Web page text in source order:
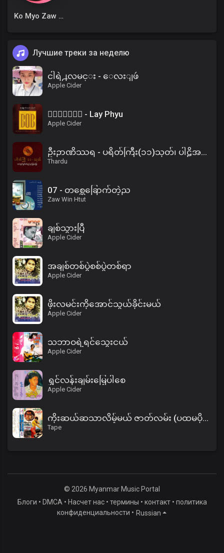
Ko Myo Zaw Win
Лучшие треки за неделю
ငါရဲ႕လမင္း - ေလးျဖဴ
Apple Cider
၀ိေရာဓိ - Lay Phyu
Apple Cider
ဦးဉာဏိဿရ - ပရိတ်ကြီး(၁၁)သုတ်၊ ပါဠိအနက် (၂)
Thardu
07 - တစ္ဆေခြောက်တဲ့ည
Zaw Win Htut
ချစ်သွားပြီ
Apple Cider
အချစ်တစ်ပွဲစစ်ပွဲတစ်ရာ
Apple Cider
ဖိုးလမင်းကိုအောင်သွယ်ခိုင်းမယ်
Apple Cider
သဘာဝရဲ့ရင်သွေးငယ်
Apple Cider
ရွှင်လန်းချမ်းမြေ့ပါစေ
Apple Cider
ကိုးဆယ်ဆသာလိမ့်မယ် ဇာတ်လမ်း (ပထမပိုင်း)
Tape
© 2026 Myanmar Music Portal
Блоги • DMCA • Насчет нас• термины • контакт• политика
конфиденциальности • Russian